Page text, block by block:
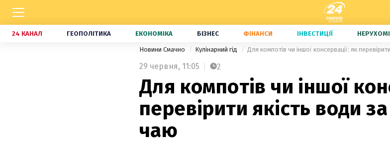
24 КАНАЛ ГЕОПОЛІТИКА ЕКОНОМІКА БІЗНЕС ФІНАНСИ ІНВЕСТИЦІЇ
Новини Смачно Кулінарний гід Для компотів чи іншої консервації: як
29 червня, 11:05 2
Для компотів чи іншої
перевірити якість води
чаю